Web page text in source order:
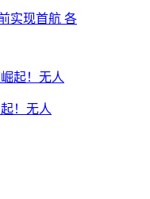
实现首航 各
！无人